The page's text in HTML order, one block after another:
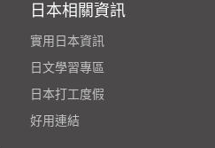
日本相關資訊
實用日本資訊
日文學習專區
日本打工度假
好用連結